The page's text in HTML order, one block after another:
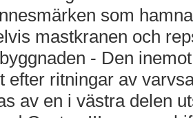
som
mastkranen och
- Den
efter ritningar av
av en i västra delen